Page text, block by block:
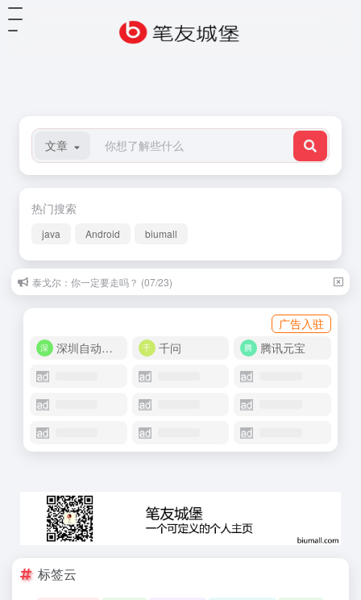
文章
热门搜索
java Android biumall
泰戈尔：你一定要走吗？ (07/23)
广告入驻
深圳自动化商城
千问 腾讯元宝
标签云